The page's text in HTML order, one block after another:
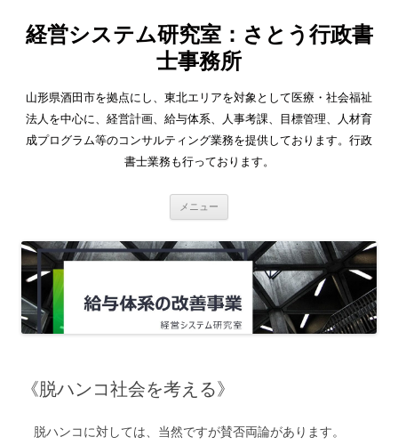
経営システム研究室：さとう行政書
士事務所
山形県酒田市を拠点にし、東北エリアを対象として医療・社会福祉
法人を中心に、経営計画、給与体系、人事考課、目標管理、人材育
成プログラム等のコンサルティング業務を提供しております。行政
書士業務も行っております。
メニュー
ツ
へ
ッ
プ
《脱ハンコ社会を考える》
脱ハンコに対しては、当然ですが賛否両論があります。